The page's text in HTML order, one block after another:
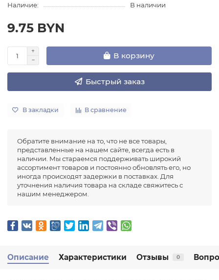
Наличие:
В наличии
9.75 BYN
В корзину
Быстрый заказ
В закладки В сравнение
Обратите внимание на то, что не все товары,
представленные на нашем сайте, всегда есть в
наличии. Мы стараемся поддерживать широкий
ассортимент товаров и постоянно обновлять его, но
иногда происходят задержки в поставках. Для
уточнения наличия товара на складе свяжитесь с
нашим менеджером.
Описание Характеристики Отзывы 0